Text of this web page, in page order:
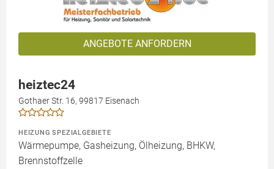
ANGEBOTE ANFORDERN
heiztec24
Gothaer Str. 16, 99817 Eisenach
HEIZUNG SPEZIALGEBIETE
Wärmepumpe, Gasheizung, Ölheizung, BHKW,
Brennstoffzelle